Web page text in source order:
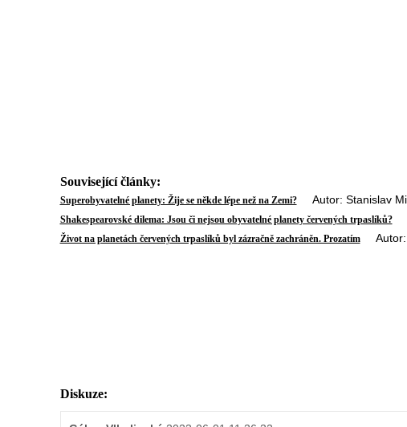
Související články:
Superobyvatelné planety: Žije se někde lépe než na Zemi?Autor: Stanislav
Shakespearovské dilema: Jsou či nejsou obyvatelné planety červených trpaslíků?
Život na planetách červených trpaslíků byl zázračně zachráněn. ProzatímAutor:
Diskuze: